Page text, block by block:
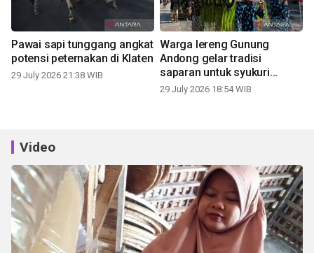
Pawai sapi tunggang angkat
potensi peternakan di Klaten
29 July 2026 21:38 WIB
Warga lereng Gunung
Andong gelar tradisi
saparan untuk syukuri
panen
29 July 2026 18:54 WIB
Video